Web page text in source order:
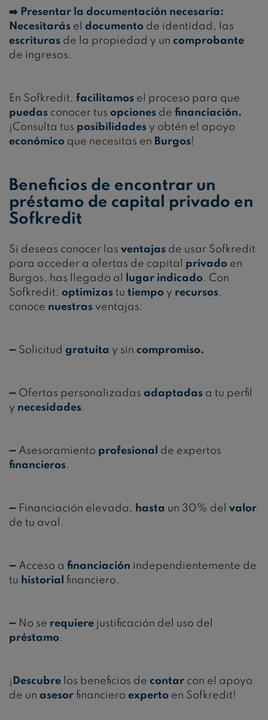
➡️ Presentar la documentación necesaria:
Necesitarás el documento de identidad, las
escrituras de la propiedad y un comprobante
de ingresos.
En Sofkredit, facilitamos el proceso para que
puedas conocer tus opciones de financiación.
¡Consulta tus posibilidades y obtén el apoyo
económico que necesitas en Burgos!
Beneficios de encontrar un
préstamo de capital privado en
Sofkredit
Si deseas conocer las ventajas de usar Sofkredit
para acceder a ofertas de capital privado en
Burgos, has llegado al
lugar indicado. Con
Sofkredit, optimizas tu tiempo y recursos,
conoce nuestras ventajas:
➖ Solicitud gratuita y sin compromiso.
➖ Ofertas personalizadas adaptadas a tu perfil
y necesidades.
➖ Asesoramiento profesional
de expertos
financieros.
➖ Financiación elevada, hasta un 30% del valor
de tu aval.
➖ Acceso a financiación independientemente de
tu historial financiero.
➖ No se requiere justificación del uso del
préstamo.
¡ Descubre los beneficios de contar con el apoyo
de un asesor financiero experto en Sofkredit!